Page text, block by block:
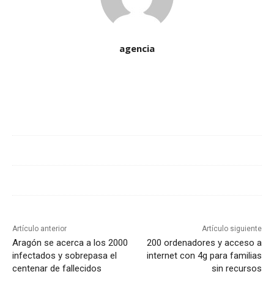
agencia
Artículo anterior
Aragón se acerca a los 2000
infectados y sobrepasa el
centenar de fallecidos
Artículo siguiente
200 ordenadores y acceso a
internet con 4g para familias
sin recursos